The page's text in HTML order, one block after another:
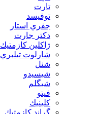
تارت
توفيسد
جفري استار
دكتر جارت
ژاكلين كازمتيك
شارلوت تيلبري
شنل
شيسيدو
شیگلم
فيتو
كلينيك
گراند كازمتيك